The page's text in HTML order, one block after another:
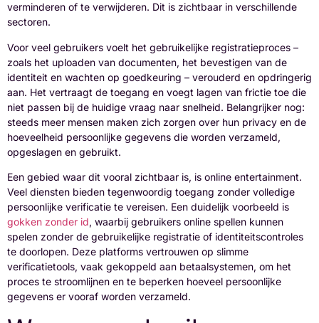
verminderen of te verwijderen. Dit is zichtbaar in verschillende
sectoren.
Voor veel gebruikers voelt het gebruikelijke registratieproces –
zoals het uploaden van documenten, het bevestigen van de
identiteit en wachten op goedkeuring – verouderd en opdringerig
aan. Het vertraagt de toegang en voegt lagen van frictie toe die
niet passen bij de huidige vraag naar snelheid. Belangrijker nog:
steeds meer mensen maken zich zorgen over hun privacy en de
hoeveelheid persoonlijke gegevens die worden verzameld,
opgeslagen en gebruikt.
Een gebied waar dit vooral zichtbaar is, is online entertainment.
Veel diensten bieden tegenwoordig toegang zonder volledige
persoonlijke verificatie te vereisen. Een duidelijk voorbeeld is
gokken zonder id, waarbij gebruikers online spellen kunnen
spelen zonder de gebruikelijke registratie of identiteitscontroles
te doorlopen. Deze platforms vertrouwen op slimme
verificatietools, vaak gekoppeld aan betaalsystemen, om het
proces te stroomlijnen en te beperken hoeveel persoonlijke
gegevens er vooraf worden verzameld.